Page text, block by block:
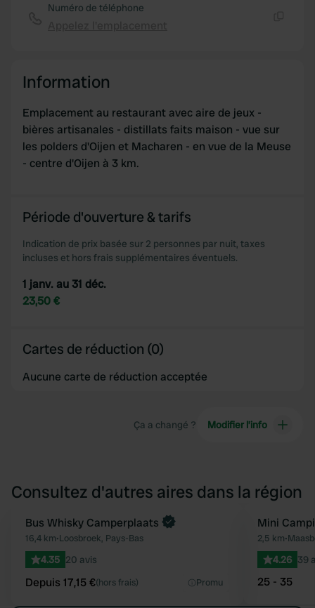
Numéro de téléphone
Information
Emplacement au restaurant avec aire de jeux -
bières artisanales - distillats faits maison - vue sur
les polders d'Oijen et Macharen - en vue de la Meuse
- centre d'Oijen à 3 km.
Période d'ouverture & tarifs
Indication de prix basée sur 2 personnes par nuit, taxes
incluses et hors frais supplémentaires éventuels.
1 janv. au 31 déc.
23,50 €
Cartes de réduction (0)
Aucune carte de réduction acceptée
Ça a changé ? Modifier l’info
Consultez d'autres aires dans la région
Préféré
Reserve maintenant
Bus Whisky Camperplaats
16,4 km•Loosbroek, Pays-Bas
4.35 20 avis
Depuis 17,15 €(hors frais) Promu
Mini
2,5 km•
4.26 39
25 - 35